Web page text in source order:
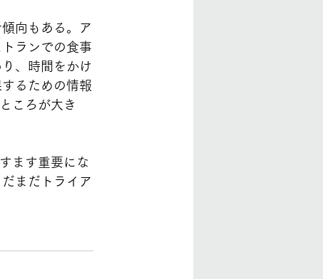
向もある。ア
ランでの食事
、時間をかけ
るための情報
ころが大き
ます重要にな
まだトライア